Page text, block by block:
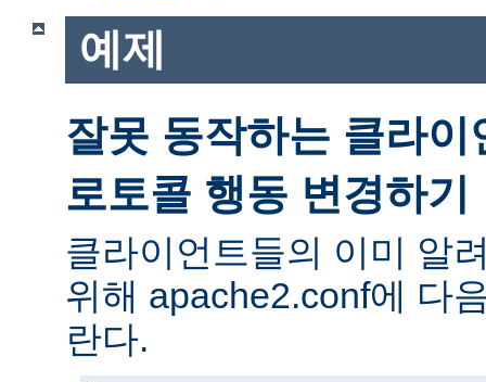
예제
잘못 동작하는 클라
로토콜 행동 변경하기
클라이언트들의 이미 알
위해 apache2.conf에 다
란다.